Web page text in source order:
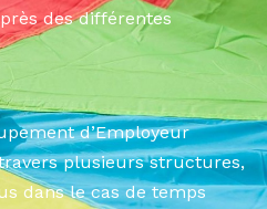
des différentes
d’Employeur
plusieurs structures,
dans le cas de temps